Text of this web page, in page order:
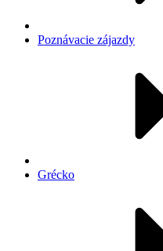
Poznávacie zájazdy
Grécko